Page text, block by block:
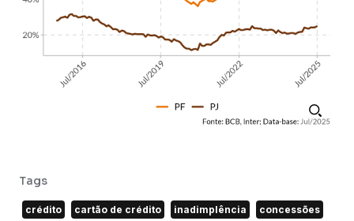
Tags
crédito cartão de crédito inadimplência concessões